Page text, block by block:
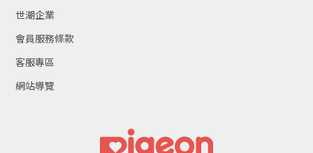
世潮企業
會員服務條款
客服專區
網站導覽